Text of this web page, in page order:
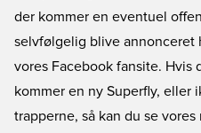
der kommer en eventuel
selvfølgelig blive annonceret
vores Facebook fansite. Hvis
kommer en ny Superfly, eller
trapperne, så kan du se